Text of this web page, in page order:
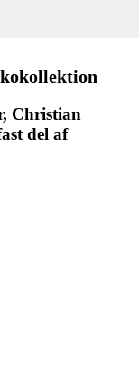
Christian
del af